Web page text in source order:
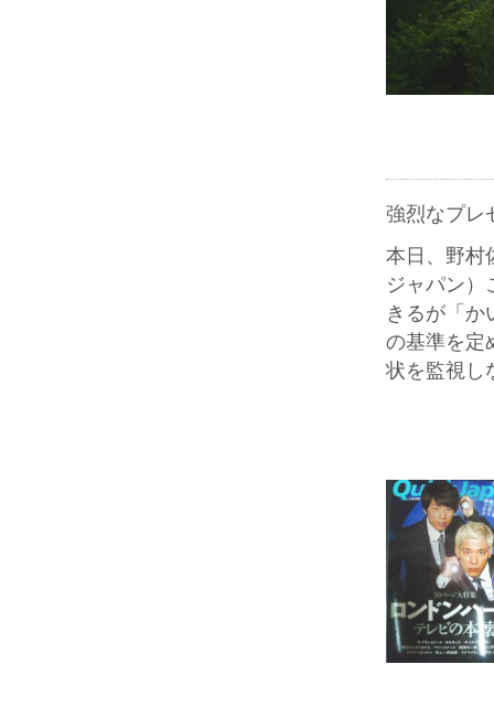
強烈なプレ
本日、野村
ジャパン）
きるが「か
の基準を定
状を監視し